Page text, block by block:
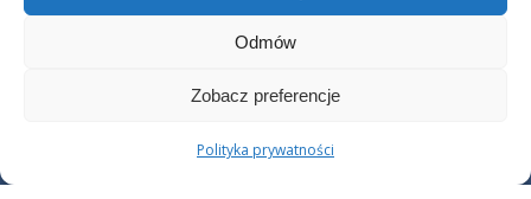
Odmów
Zobacz preferencje
Polityka prywatności
Copyright © 2025 PHILARA Medical Clinic Prywatna Klinika